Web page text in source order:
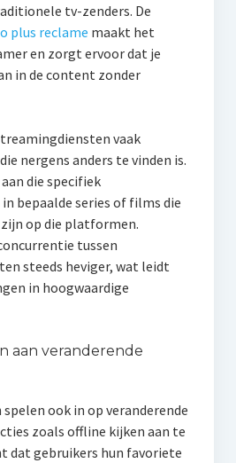
tv-zenders. De
plus reclame maakt het
en zorgt ervoor dat je
in de content zonder
vaak
nergens anders te vinden is.
die specifiek
bepaalde series of films die
op die platformen.
tussen
steeds heviger, wat leidt
in hoogwaardige
aan veranderende
ook in op veranderende
zoals offline kijken aan te
dat gebruikers hun favoriete